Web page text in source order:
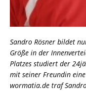
Sandro Rösner bildet
Größe in der
Platzes studiert der
mit seiner Freundin
wormatia.de traf